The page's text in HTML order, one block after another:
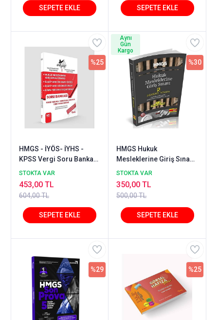
HMGS - İYÖS- İYHS -
KPSS Vergi Soru Bankası
Temsil Kitap
STOKTA VAR
604,00 TL
%25
453,00 TL
HMGS Hukuk
Mesleklerine Giriş Sınavı
5 Deneme Sınavı Sinan
STOKTA VAR
500,00 TL
%30
350,00 TL
Aynı
Gün
Kargo
%29 %25